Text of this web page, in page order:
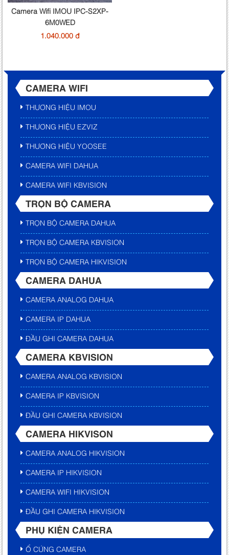
Camera Wifi IMOU IPC-S2XP-
6M0WED
1.040.000 đ
CAMERA WIFI
THƯƠNG HIỆU IMOU
THƯƠNG HIỆU EZVIZ
THƯƠNG HIỆU YOOSEE
CAMERA WIFI DAHUA
CAMERA WIFI KBVISION
TRỌN BỘ CAMERA
TRỌN BỘ CAMERA DAHUA
TRỌN BỘ CAMERA KBVISION
TRỌN BỘ CAMERA HIKVISION
CAMERA DAHUA
CAMERA ANALOG DAHUA
CAMERA IP DAHUA
ĐẦU GHI CAMERA DAHUA
CAMERA KBVISION
CAMERA ANALOG KBVISION
CAMERA IP KBVISION
ĐẦU GHI CAMERA KBVISION
CAMERA HIKVISON
CAMERA ANALOG HIKVISION
CAMERA IP HIKVISION
CAMERA WIFI HIKVISION
ĐẦU GHI CAMERA HIKVISION
PHỤ KIỆN CAMERA
Ổ CỨNG CAMERA